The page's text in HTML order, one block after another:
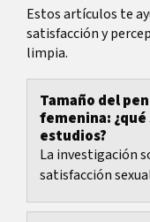
Estos artículos te
satisfacción y
limpia.
Tamaño del
femenina:
estudios?
La investigación
satisfacción